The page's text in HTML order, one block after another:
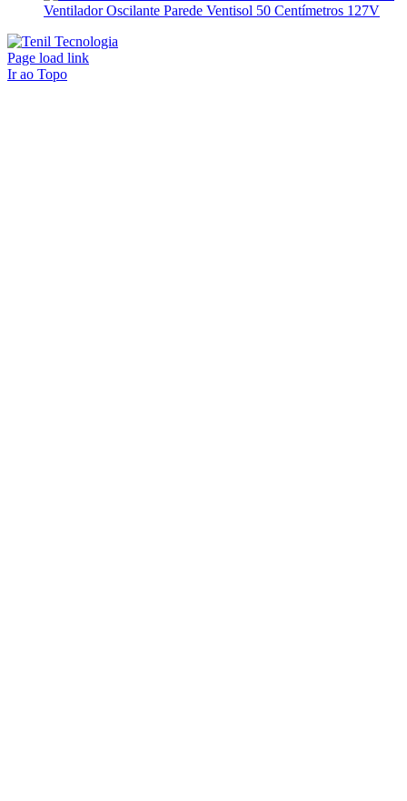
Ventilador Oscilante Parede Ventisol 50 Centímetros 127V
Page load link
Ir ao Topo